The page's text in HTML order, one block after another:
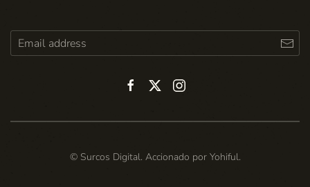
© Surcos Digital. Accionado por Yohiful.